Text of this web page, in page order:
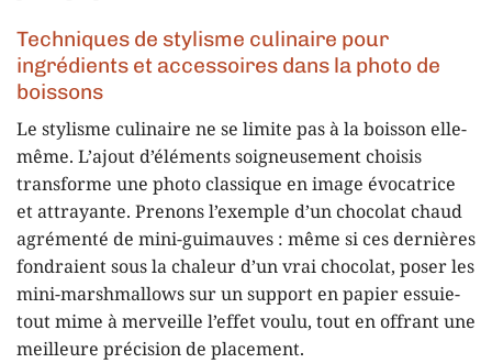
Techniques de stylisme culinaire pour
ingrédients et accessoires dans la photo de
boissons
Le stylisme culinaire ne se limite pas à la boisson elle-
même. L’ajout d’éléments soigneusement choisis
transforme une photo classique en image évocatrice
et attrayante. Prenons l’exemple d’un chocolat chaud
agrémenté de mini-guimauves : même si ces dernières
fondraient sous la chaleur d’un vrai chocolat, poser les
mini-marshmallows sur un support en papier essuie-
tout mime à merveille l’effet voulu, tout en offrant une
meilleure précision de placement.